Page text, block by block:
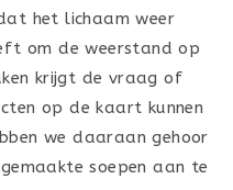
het lichaam weer
om de weerstand op
krijgt de vraag of
op de kaart kunnen
we daaraan gehoor
soepen aan te